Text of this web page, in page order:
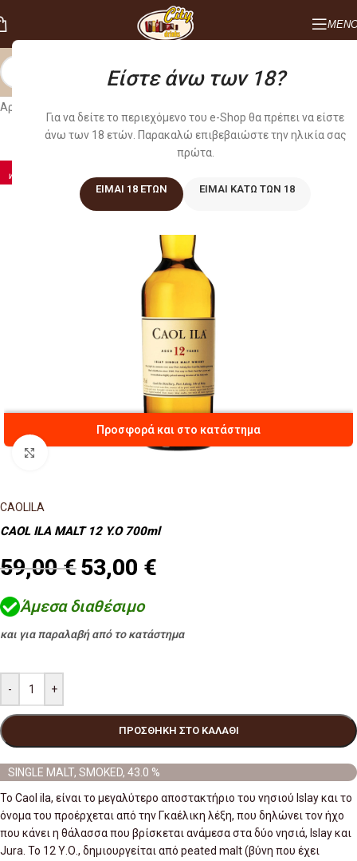
Είστε άνω των 18?
Για να δείτε το περιεχόμενο του e-Shop θα πρέπει να είστε
άνω των 18 ετών. Παρακαλώ επιβεβαιώστε την ηλικία σας
πρώτα.
ΕΊΜΑΙ 18 ΕΤΏΝ ΕΊΜΑΙ ΚΆΤΩ ΤΩΝ 18
Αρχική σελίδα
WEB ONLY
Προσφορά και στο κατάστημα
CAOLILA
CAOL ILA MALT 12 Y.O 700ml
59,00€53,00 €
Άμεσα διαθέσιμο
και για παραλαβή από το κατάστημα
- +
ΠΡΟΣΘΉΚΗ ΣΤΟ ΚΑΛΆΘΙ
SINGLE MALT, SMOKED, 43.0 %
Το Caol ila, είναι το μεγαλύτερο αποστακτήριο του νησιού Islay και το
όνομα του προέρχεται από την Γκαέλικη λέξη, που δηλώνει τον ήχο
που κάνει η θάλασσα που βρίσκεται ανάμεσα στα δύο νησιά, Islay και
Jura. Το 12 Υ.Ο., δημιουργείται από peated malt (βύνη που έχει